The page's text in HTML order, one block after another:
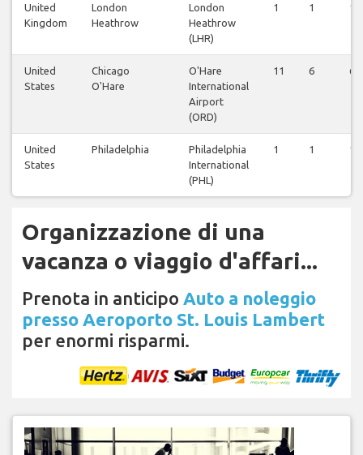
United
Kingdom
London
Heathrow
London
Heathrow
(LHR)
1 1 1
United
States
Chicago
O'Hare
O'Hare
International
Airport
(ORD)
11 6 6
United
States
Philadelphia
Philadelphia
International
(PHL)
1 1 1
Organizzazione di una
vacanza o viaggio d'affari...
Prenota in anticipo Auto a noleggio
presso Aeroporto St. Louis Lambert
per enormi risparmi.